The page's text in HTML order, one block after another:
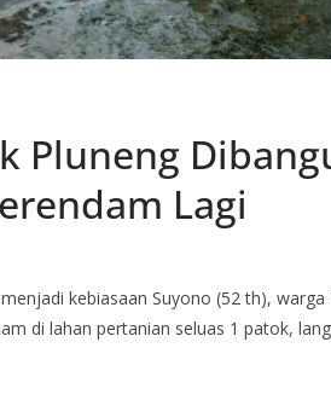
Pluneng
Lagi
menjadi kebiasaan Suyono (52 th),
di lahan pertanian seluas 1 patok,